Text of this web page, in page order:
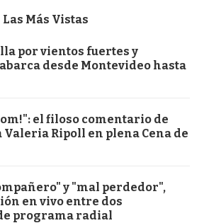
Las Más Vistas
por vientos fuertes y
desde Montevideo hasta
el filoso comentario de
Valeria Ripoll en plena Cena de
y "mal perdedor",
en vivo entre dos
programa radial